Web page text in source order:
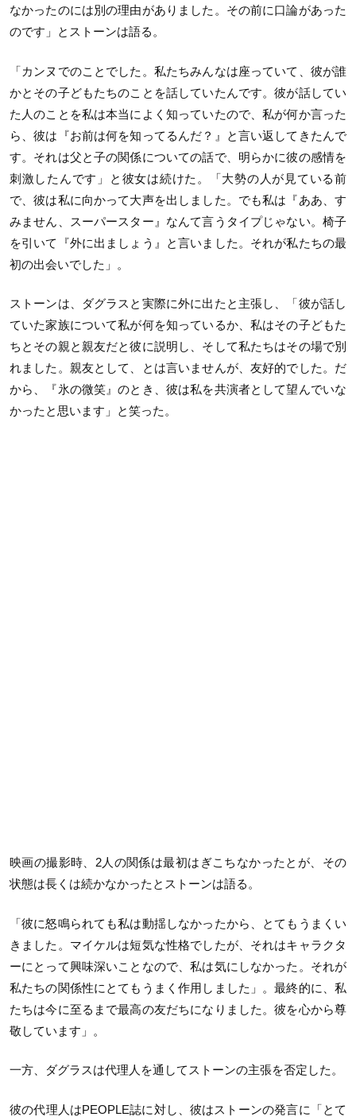
なかったのには別の理由がありました。その前に口論があった
のです」とストーンは語る。
「カンヌでのことでした。私たちみんなは座っていて、彼が誰
かとその子どもたちのことを話していたんです。彼が話してい
た人のことを私は本当によく知っていたので、私が何か言った
ら、彼は『お前は何を知ってるんだ？』と言い返してきたんで
す。それは父と子の関係についての話で、明らかに彼の感情を
刺激したんです」と彼女は続けた。「大勢の人が見ている前
で、彼は私に向かって大声を出しました。でも私は『ああ、す
みません、スーパースター』なんて言うタイプじゃない。椅子
を引いて『外に出ましょう』と言いました。それが私たちの最
初の出会いでした」。
ストーンは、ダグラスと実際に外に出たと主張し、「彼が話し
ていた家族について私が何を知っているか、私はその子どもた
ちとその親と親友だと彼に説明し、そして私たちはその場で別
れました。親友として、とは言いませんが、友好的でした。だ
から、『氷の微笑』のとき、彼は私を共演者として望んでいな
かったと思います」と笑った。
映画の撮影時、 2人の関係は最初はぎこちなかったとが、その
状態は長くは続かなかったとストーンは語る。
「彼に怒鳴られても私は動揺しなかったから、とてもうまくい
きました。マイケルは短気な性格でしたが、それはキャラクタ
ーにとって興味深いことなので、私は気にしなかった。それが
私たちの関係性にとてもうまく作用しました」。最終的に、私
たちは今に至るまで最高の友だちになりました。彼を心から尊
敬しています」。
一方、ダグラスは代理人を通してストーンの主張を否定した。
彼の代理人はPEOPLE誌に対し、彼はストーンの発言に「とて